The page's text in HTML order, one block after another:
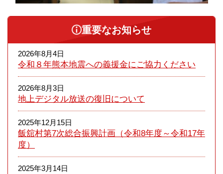
重要なお知らせ
2026年8月4日
令和８年熊本​地震への義援金にご協力ください
2026年8月3日
地上デジタル放送の復旧について
2025年12月15日
飯舘村第7次総合振興計画（令和8年度～令和17年
度）
2025年3月14日